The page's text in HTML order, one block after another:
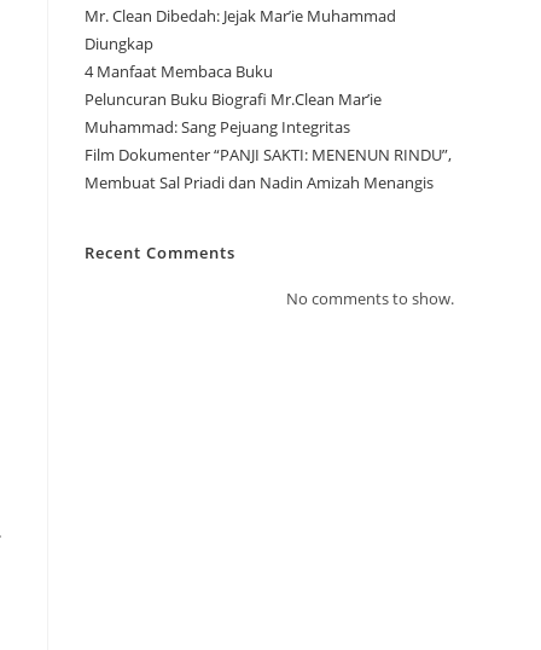
Mr. Clean Dibedah: Jejak Mar’ie Muhammad
Diungkap
4 Manfaat Membaca Buku
Peluncuran Buku Biografi Mr.Clean Mar’ie
Muhammad: Sang Pejuang Integritas
Film Dokumenter “PANJI SAKTI: MENENUN RINDU”,
Membuat Sal Priadi dan Nadin Amizah Menangis
Recent Comments
No comments to show.